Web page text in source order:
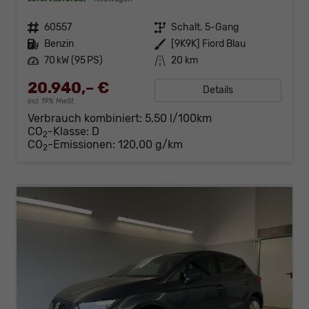
Fahrzeugnr. 60557 Getriebe Schalt. 5-Gang
Kraftstoff Benzin Außenfarbe
[9K9K] Fiord Blau
Leistung 70 kW (95 PS) Kilometerstand 20 km
20.940,– €
incl. 19% MwSt.
Details
Verbrauch kombiniert: 5,50 l/100km
CO2-Klasse: D
CO2-Emissionen: 120,00 g/km